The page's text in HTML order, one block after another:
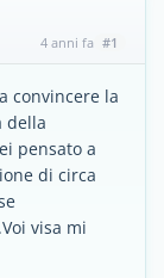
4 anni fa #1
convincere la
della
pensato a
di circa
visa mi